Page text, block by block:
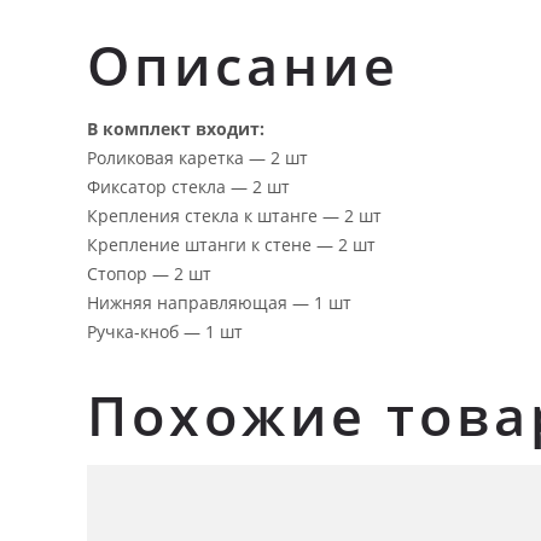
Описание
В комплект входит:
Роликовая каретка — 2 шт
Фиксатор стекла — 2 шт
Крепления стекла к штанге — 2 шт
Крепление штанги к стене — 2 шт
Стопор — 2 шт
Нижняя направляющая — 1 шт
Ручка-кноб — 1 шт
Похожие